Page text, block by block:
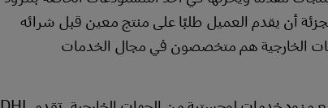
أن يقدم العميل طلبًا على منتج معين قبل شرائه
الخارجية هم متخصصون في مجال الخدمات